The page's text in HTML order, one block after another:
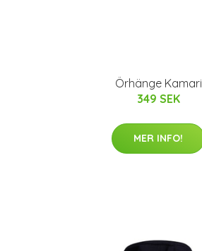
Örhänge Kamari
349 SEK
MER INFO!